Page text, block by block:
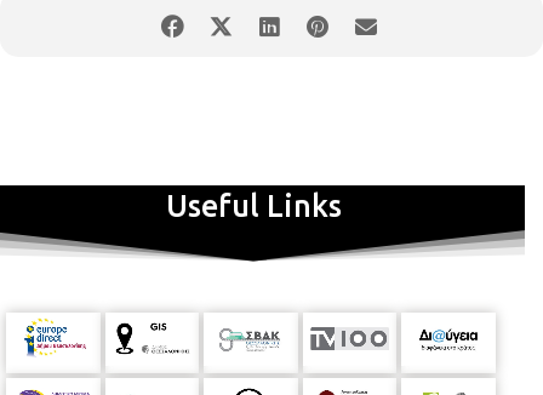
Useful Links